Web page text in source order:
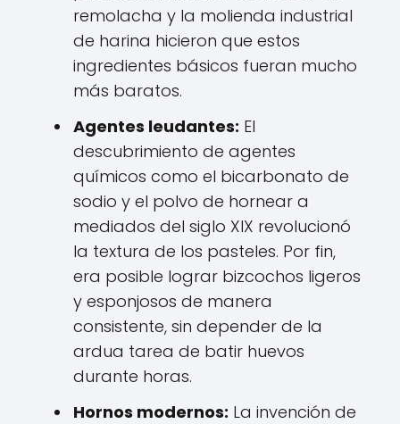
remolacha y la molienda industrial
de harina hicieron que estos
ingredientes básicos fueran mucho
más baratos.
Agentes leudantes: El
descubrimiento de agentes
químicos como el bicarbonato de
sodio y el polvo de hornear a
mediados del siglo XIX revolucionó
la textura de los pasteles. Por fin,
era posible lograr bizcochos ligeros
y esponjosos de manera
consistente, sin depender de la
ardua tarea de batir huevos
durante horas.
Hornos modernos: La invención de